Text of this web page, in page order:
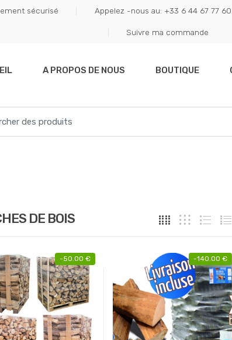
sécurisé Appelez -nous au: +33 6 44 67 77 60
Suivre ma commande
A PROPOS DE NOUS BOUTIQUE
DE BOIS
-50.00 € -140.00 €